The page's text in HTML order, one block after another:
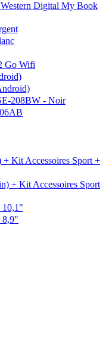
Digital My Book
Go Wifi
208BW - Noir
Kit Accessoires Sport +
+ Kit Accessoires Sport
10,1"
8,9"